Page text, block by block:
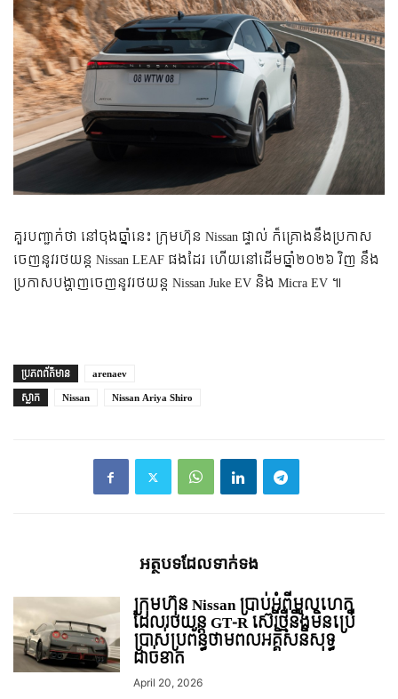
គួរបញ្ជាក់ថា នៅចុងឆ្នាំនេះ ក្រុមហ៊ុន Nissan ផ្ទាល់ ក៏គ្រោងនឹងប្រកាស
ចេញនូវរថយន្ត Nissan LEAF ផងដែរ ហើយនៅដើមឆ្នាំ២០២៦ វិញ នឹង
ប្រកាសបង្ហាញចេញនូវរថយន្ត Nissan Juke EV និង Micra EV ៕
ប្រភព​ព័ត៌មាន
arenaev
ស្លាក
Nissan Nissan Ariya Shiro
អត្ថបទ​ដែល​ទាក់ទង
ក្រុមហ៊ុន Nissan ប្រាប់អំពីមូលហេតុ
ដែលរថយន្ដ GT-R ស៊េរីថ្មីនឹងមិនប្រើ
ប្រាស់ប្រព័ន្ធថាមពលអគ្គិសនីសុទ្ធ
ដាច់ខាត
April 20, 2026